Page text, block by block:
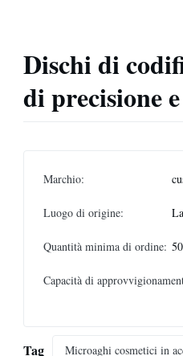
Dischi di
di precisione
Marchio:
Luogo di origine:
Quantità minima di ordine:
Capacità di
Tag Microaghi cosmetici in